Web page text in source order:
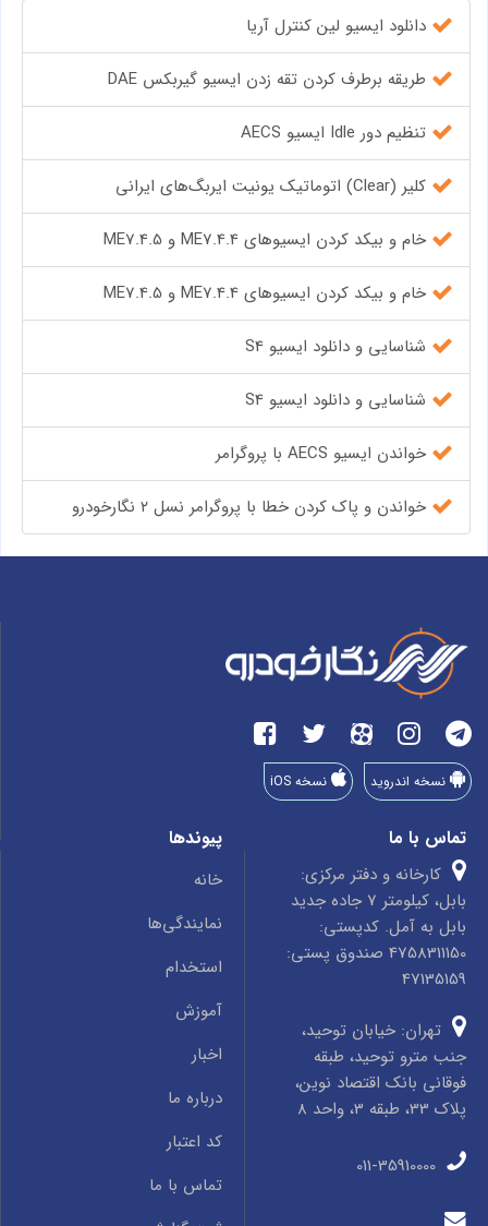
دانلود ایسیو لین کنترل آریا
طریقه برطرف کردن تقه زدن ایسیو گیربکس DAE
تنظیم دور Idle ایسیو AECS
کلیر (Clear) اتوماتیک یونیت ایربگ‌های ایرانی
خام و بیکد کردن ایسیوهای ME7.4.4 و ME7.4.5
خام و بیکد کردن ایسیوهای ME7.4.4 و ME7.4.5
شناسایی و دانلود ایسیو S4
شناسایی و دانلود ایسیو S4
خواندن ایسیو AECS با پروگرامر
خواندن و پاک کردن خطا با پروگرامر نسل ۲ نگارخودرو
نسخه اندروید نسخه iOS
تماس با ما
کارخانه و دفتر مرکزی:
بابل، کیلومتر 7 جاده جدید
بابل به آمل. کدپستی:
4758311150 صندوق پستی:
47135159
تهران: خیابان توحید،
جنب مترو توحید، طبقه
فوقانی بانک اقتصاد نوین،
پلاک 33، طبقه 3، واحد 8
پیوندها
خانه
نمایندگی‌ها
استخدام
آموزش
اخبار
درباره ما
کد اعتبار
تماس با ما